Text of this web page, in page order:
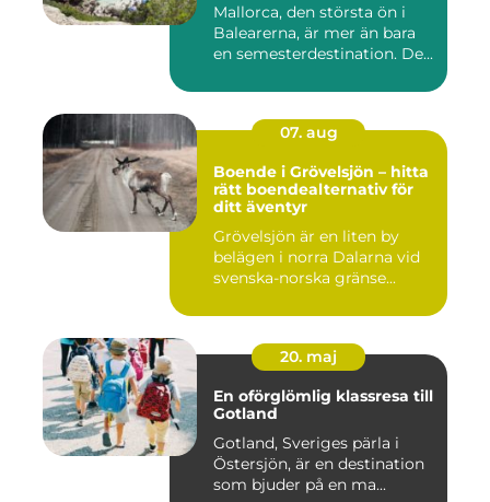
Mallorca, den största ön i
Balearerna, är mer än bara
en semesterdestination. De...
07. aug
Boende i Grövelsjön – hitta
rätt boendealternativ för
ditt äventyr
Grövelsjön är en liten by
belägen i norra Dalarna vid
svenska-norska gränse...
20. maj
En oförglömlig klassresa till
Gotland
Gotland, Sveriges pärla i
Östersjön, är en destination
som bjuder på en ma...